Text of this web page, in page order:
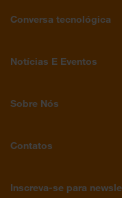
Conversa tecnológica
Notícias E Eventos
Sobre Nós
Contatos
Inscreva-se para